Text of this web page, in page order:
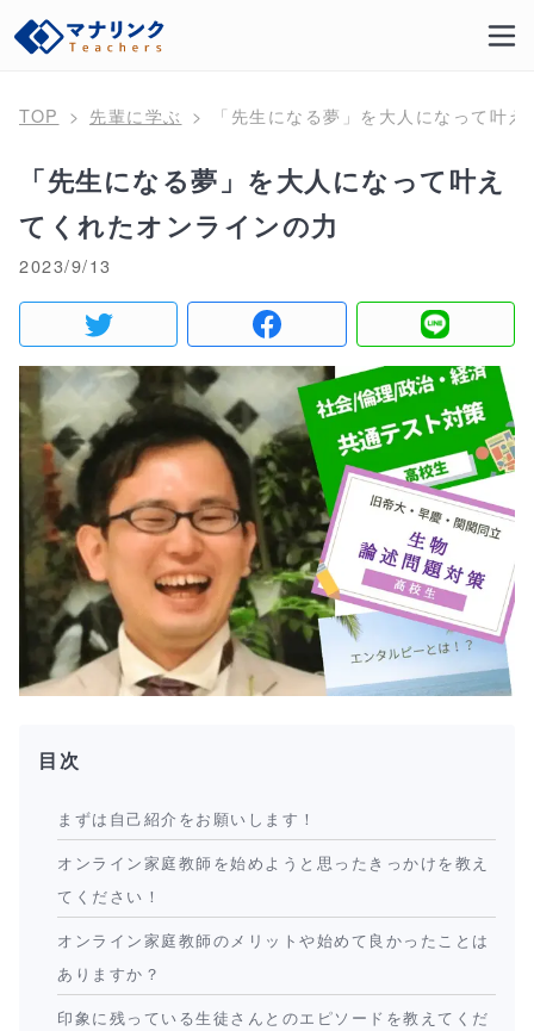
TOP 先輩に学ぶ 「先生になる夢」を大人になって叶
「先生になる夢」を大人になって叶え
てくれたオンラインの力
2023/9/13
目次
まずは自己紹介をお願いします！
オンライン家庭教師を始めようと思ったきっかけを教え
てください！
オンライン家庭教師のメリットや始めて良かったことは
ありますか？
印象に残っている生徒さんとのエピソードを教えてくだ